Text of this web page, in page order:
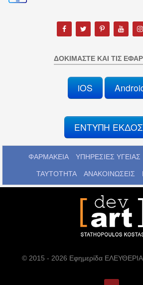
ΔΟΚΙΜΆΣΤΕ ΚΑΙ ΤΙΣ
iOS
ΕΝΤΥΠΗ
ΦΑΡΜΑΚΕΙΑ ΥΠΗΡΕΣΙΕΣ ΥΓΕΙΑΣ
ΤΑΥΤΟΤΗΤΑ ΑΝΑΚΟΙΝΩΣΕΙΣ
© 2015 - 2026 Εφημερίδα